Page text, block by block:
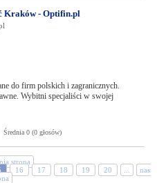
Kraków - Optifin.pl
do firm polskich i zagranicznych.
Wybitni specjaliści w swojej
0 (0 głosów)
strona
16 17 18 19 20